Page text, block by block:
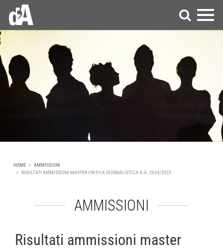
HOME
AMMISSIONI
RISULTATI AMMISSIONI MASTER CRITICA GIORNALISTICA A.A. 2024/2025
AMMISSIONI
Risultati ammissioni master